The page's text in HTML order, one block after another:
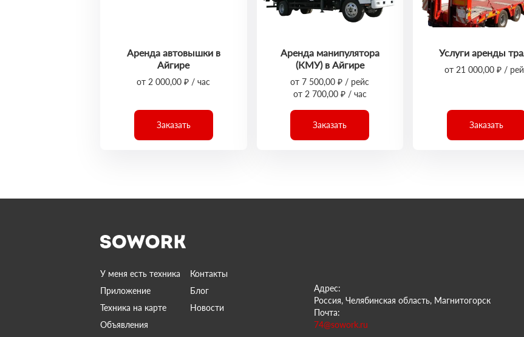
Аренда автовышки в
Айгире
от 2 000,00 ₽ / час
Заказать
Аренда манипулятора
(КМУ) в Айгире
от 7 500,00 ₽ / рейс
от 2 700,00 ₽ / час
Заказать
Услуги аренды
от 21 000,00 ₽ /
Заказать
У меня есть техника
Контакты
Приложение
Блог
Техника на карте
Новости
Объявления
Адрес:
Россия, Челябинская область, Магнитогорск
Почта:
74@sowork.ru